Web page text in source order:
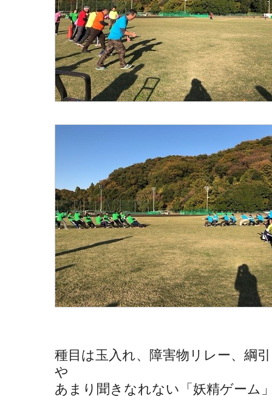
種目は玉入れ、障害物リレー、綱
や
あまり聞きなれない「妖精ゲーム